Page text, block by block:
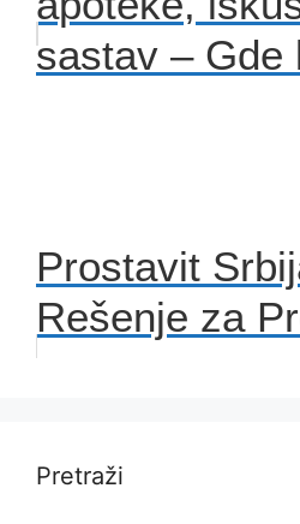
sastav – Gde
Prostavit
Rešenje za
Pretraži